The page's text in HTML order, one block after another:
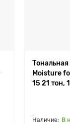
Moisture
15 21 тон,
В